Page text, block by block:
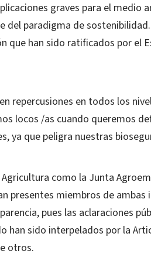
graves para el medio
del paradigma de
que han sido ratificados por el
repercusiones en todos los
locos /as cuando queremos
ya que peligra nuestras
como la Junta
presentes miembros de
pues las aclaraciones
han sido interpelados por la
otros.